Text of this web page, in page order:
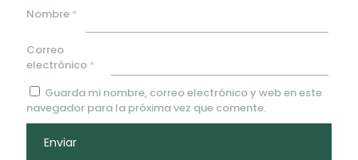
Nombre *
Correo
electrónico *
Guarda mi nombre, correo electrónico y web en este
navegador para la próxima vez que comente.